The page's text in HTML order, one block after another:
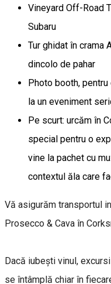
Vineyard Off-Road
Subaru
Tur ghidat în crama
dincolo de pahar
Photo booth,
la un eveniment
Pe scurt: urcăm în
special pentru o
vine la pachet cu
contextul ăla care
Vă asigurăm transportul
Prosecco & Cava în
Dacă iubești vinul,
se întâmplă chiar în